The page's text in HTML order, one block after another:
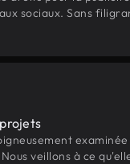
sociaux. Sans
veillons à ce